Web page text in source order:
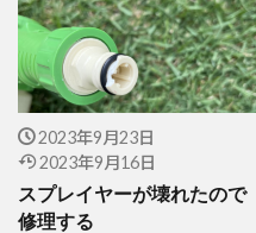
2023年9月23日
2023年9月16日
スプレイヤーが壊れたので
修理する